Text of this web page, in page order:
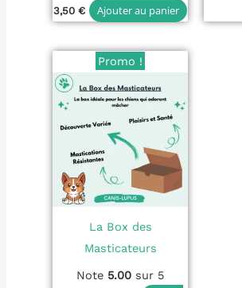
3,50€ Ajouter au panier
Promo !
La Box des
Masticateurs
Note 5.00 sur 5
Le
prix
initial
était :
40,00 €.
Le
prix
actuel
est :
35,00 €.